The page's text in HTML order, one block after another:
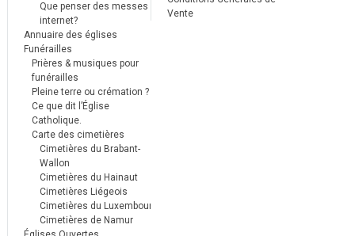
Que penser des messes
internet?
Annuaire des églises
Funérailles
Prières & musiques pour
funérailles
Pleine terre ou crémation ?
Ce que dit l’Église
Catholique.
Carte des cimetières
Cimetières du Brabant-
Wallon
Cimetières du Hainaut
Cimetières Liégeois
Cimetières du Luxembourg
Cimetières de Namur
Vente